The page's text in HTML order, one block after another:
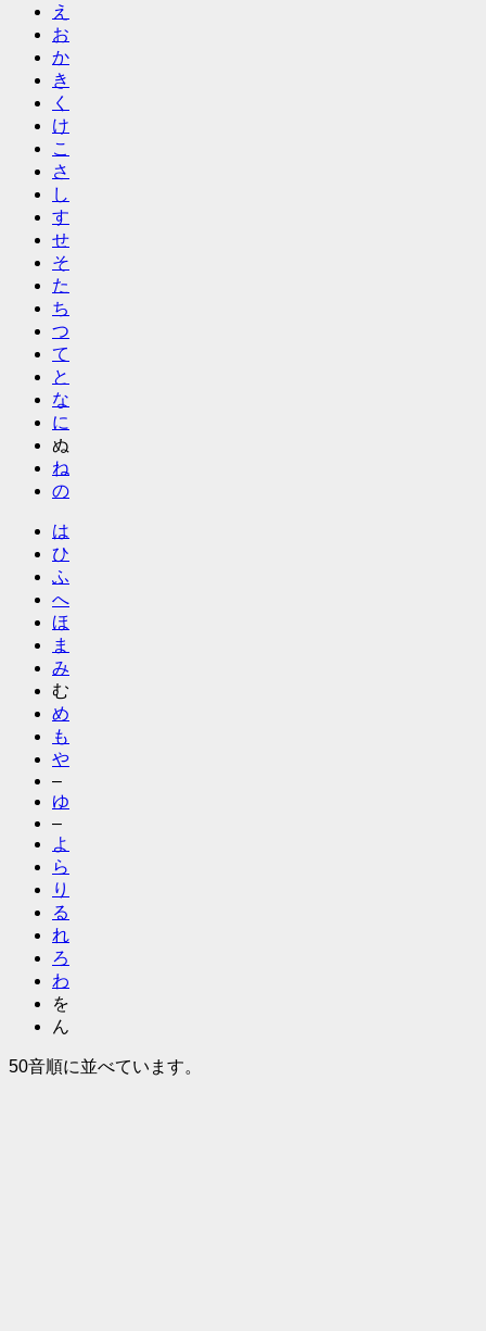
え
お
か
き
く
け
こ
さ
し
す
せ
そ
た
ち
つ
て
と
な
に
ぬ
ね
の
は
ひ
ふ
へ
ほ
ま
み
む
め
も
や
–
ゆ
–
よ
ら
り
る
れ
ろ
わ
を
ん
50音順に並べています。